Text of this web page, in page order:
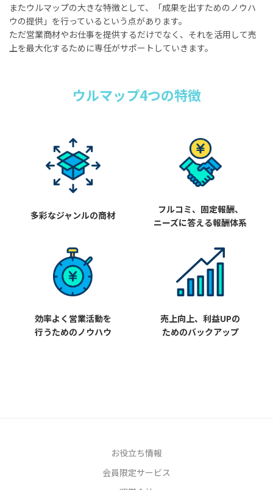
またウルマップの大きな特徴として、「成果を出すためのノウハ
ウの提供」を行っているという点があります。
ただ営業商材やお仕事を提供するだけでなく、それを活用して売
上を最大化するために専任がサポートしていきます。
ウルマップ4つの特徴
多彩なジャンルの商材
フルコミ、固定報酬、
ニーズに答える報酬体系
効率よく営業活動を
行うためのノウハウ
売上向上、利益UPの
ためのバックアップ
お役立ち情報
会員限定サービス